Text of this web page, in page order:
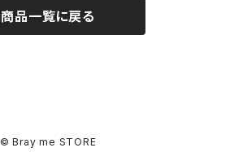
商品一覧に戻る
© Bray me STORE